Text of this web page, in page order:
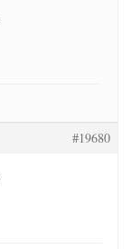
#19680